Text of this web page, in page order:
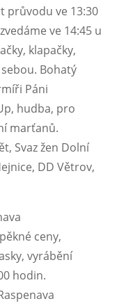
průvodu ve 13:30
ve 14:45 u
klapačky,
Bohatý
Páni
hudba, pro
marťanů.
Svaz žen Dolní
DD Větrov,
ceny,
vyrábění
hodin.